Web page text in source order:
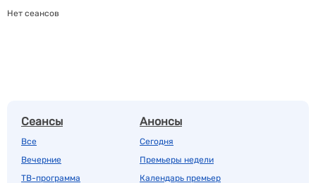
Нет сеансов
Сеансы
Все
Вечерние
ТВ-программа
Анонсы
Сегодня
Премьеры недели
Календарь премьер